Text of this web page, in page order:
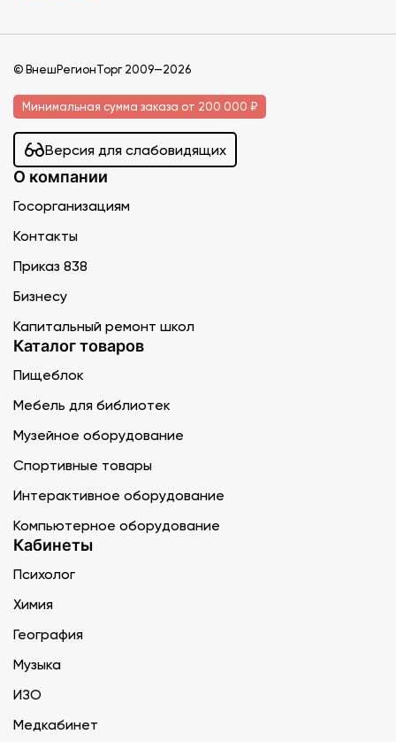
© ВнешРегионТорг 2009—2026
Минимальная сумма заказа от 200 000 ₽
Версия для слабовидящих
О компании
Госорганизациям
Контакты
Приказ 838
Бизнесу
Капитальный ремонт школ
Каталог товаров
Пищеблок
Мебель для библиотек
Музейное оборудование
Спортивные товары
Интерактивное оборудование
Компьютерное оборудование
Кабинеты
Психолог
Химия
География
Музыка
ИЗО
Медкабинет